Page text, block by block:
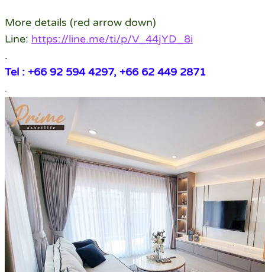
More details (red arrow down)
Line: https://line.me/ti/p/V_44jYD_8i
.
Tel : +66 92 594 4297, +66 62 449 2871
.